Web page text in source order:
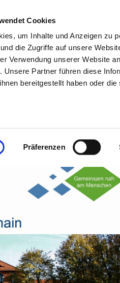
Cookies
um Inhalte und Anzeigen zu
die Zugriffe auf unsere
Verwendung unserer Website
Unsere Partner führen diese
bereitgestellt haben oder
Präferenzen
SUCHEN